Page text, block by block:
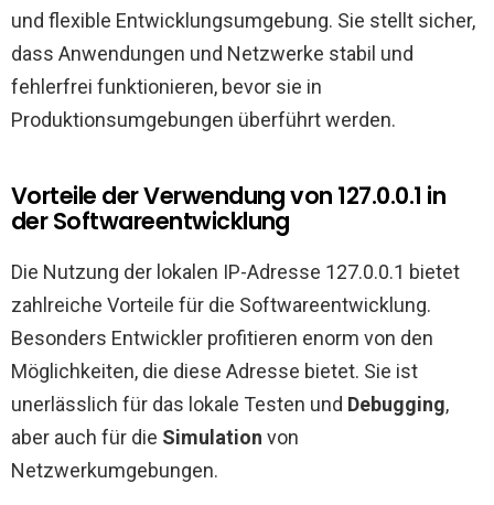
und flexible Entwicklungsumgebung. Sie stellt sicher,
dass Anwendungen und Netzwerke stabil und
fehlerfrei funktionieren, bevor sie in
Produktionsumgebungen überführt werden.
Vorteile der Verwendung von 127.0.0.1 in
der Softwareentwicklung
Die Nutzung der lokalen IP-Adresse 127.0.0.1 bietet
zahlreiche Vorteile für die Softwareentwicklung.
Besonders Entwickler profitieren enorm von den
Möglichkeiten, die diese Adresse bietet. Sie ist
unerlässlich für das lokale Testen und Debugging,
aber auch für die Simulation von
Netzwerkumgebungen.